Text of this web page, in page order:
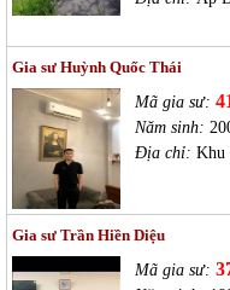
Gia sư Huỳnh Quốc Thái
Mã gia sư:
Năm sinh:
Địa chỉ: Khu
Gia sư Trần Hiền Diệu
Mã gia sư: